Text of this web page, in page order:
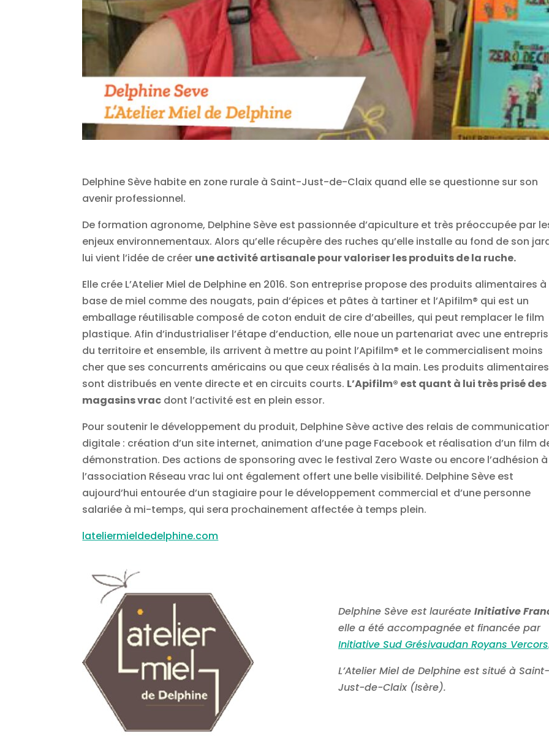
Delphine Sève habite en zone rurale à Saint-Just-de-Claix quand elle se questionne sur son
avenir professionnel.
De formation agronome, Delphine Sève est passionnée d’apiculture et très préoccupée par
enjeux environnementaux. Alors qu’elle récupère des ruches qu’elle installe au fond de son
lui vient l’idée de créer une activité artisanale pour valoriser les produits de la ruche.
Elle crée L’Atelier Miel de Delphine en 2016. Son entreprise propose des produits alimentaires à
base de miel comme des nougats, pain d’épices et pâtes à tartiner et l’Apifilm® qui est un
emballage réutilisable composé de coton enduit de cire d’abeilles, qui peut remplacer le film
plastique. Afin d’industrialiser l’étape d’enduction, elle noue un partenariat avec une
du territoire et ensemble, ils arrivent à mettre au point l’Apifilm® et le commercialisent moins
cher que ses concurrents américains ou que ceux réalisés à la main. Les produits alimentaires
sont distribués en vente directe et en circuits courts. L’Apifilm® est quant à lui très prisé des
magasins vrac dont l’activité est en plein essor.
Pour soutenir le développement du produit, Delphine Sève active des relais de
digitale : création d’un site internet, animation d’une page Facebook et réalisation d’un film
démonstration. Des actions de sponsoring avec le festival Zero Waste ou encore l’adhésion à
l’association Réseau vrac lui ont également offert une belle visibilité. Delphine Sève est
aujourd’hui entourée d’un stagiaire pour le développement commercial et d’une personne
salariée à mi-temps, qui sera prochainement affectée à temps plein.
lateliermieldedelphine.com
Delphine Sève est lauréate Initiative
elle a été accompagnée et financée par
Initiative Sud Grésivaudan Royans Vercors
L’Atelier Miel de Delphine est situé à Saint-
Just-de-Claix (Isère).